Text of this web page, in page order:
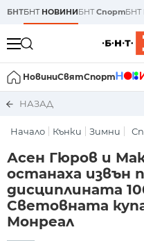
БНТБНТ НОВИНИБНТСпортБНТ
НовиниСвятСпорт
НАЗАД
Начало Кънки Зимни
Асен Гюров и
останаха извън
дисциплината
Световната
Монреал